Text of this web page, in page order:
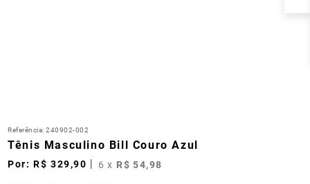
Referência:240902-002
Tênis Masculino Bill Couro Azul
R$ 329,90 6 x R$ 54,98